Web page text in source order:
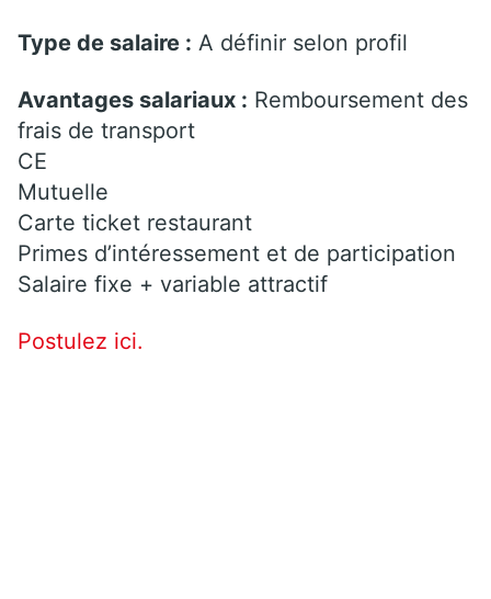
Type de salaire : A définir selon profil
Avantages salariaux : Remboursement des
frais de transport
CE
Mutuelle
Carte ticket restaurant
Primes d’intéressement et de participation
Salaire fixe + variable attractif
Postulez ici.